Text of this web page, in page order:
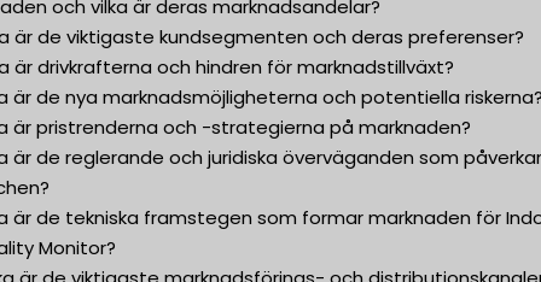
och vilka är deras marknadsandelar?
är de viktigaste kundsegmenten och deras preferenser?
är drivkrafterna och hindren för marknadstillväxt?
är de nya marknadsmöjligheterna och potentiella
är pristrenderna och -strategierna på marknaden?
är de reglerande och juridiska överväganden som påverkar
är de tekniska framstegen som formar marknaden för
Monitor?